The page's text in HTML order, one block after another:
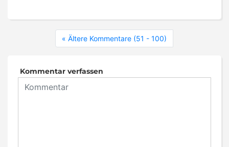
« Ältere Kommentare (51 - 100)
Kommentar verfassen